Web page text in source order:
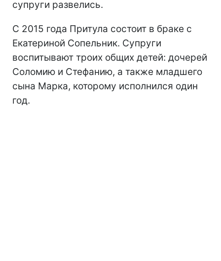
супруги развелись.
С 2015 года Притула состоит в браке с
Екатериной Сопельник. Супруги
воспитывают троих общих детей: дочерей
Соломию и Стефанию, а также младшего
сына Марка, которому исполнился один
год.